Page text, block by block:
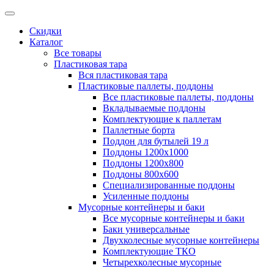
Скидки
Каталог
Все товары
Пластиковая тара
Вся пластиковая тара
Пластиковые паллеты, поддоны
Все пластиковые паллеты, поддоны
Вкладываемые поддоны
Комплектующие к паллетам
Паллетные борта
Поддон для бутылей 19 л
Поддоны 1200х1000
Поддоны 1200х800
Поддоны 800х600
Специализированные поддоны
Усиленные поддоны
Мусорные контейнеры и баки
Все мусорные контейнеры и баки
Баки универсальные
Двухколесные мусорные контейнеры
Комплектующие ТКО
Четырехколесные мусорные